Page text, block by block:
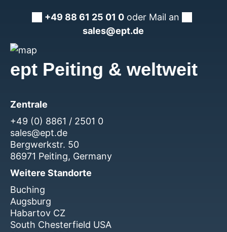
+49 88 61 25 01 0 oder Mail an
sales@ept.de
ept Peiting & weltweit
Zentrale
+49 (0) 8861 / 2501 0
sales@ept.de
Bergwerkstr. 50
86971 Peiting, Germany
Weitere Standorte
Buching
Augsburg
Habartov CZ
South Chesterfield USA